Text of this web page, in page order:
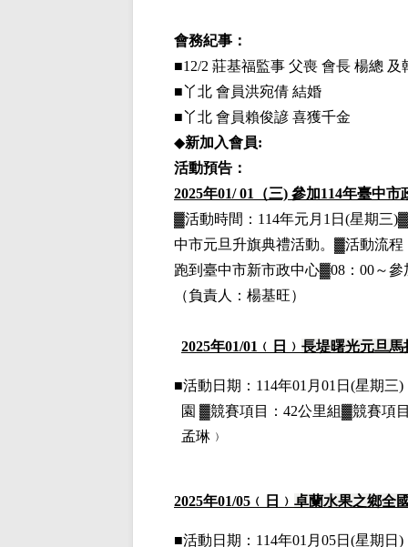
會務紀事：
■12/2 莊基福監事 父喪 會長 楊總 及
■丫北 會員洪宛倩 結婚
■丫北 會員賴俊諺 喜獲千金
◆新加入會員:
活動預告：
2025年01/ 01（三) 參加114年臺中
▓活動時間：114年元月1日(星期三
中市元旦升旗典禮活動。▓活動流程
跑到臺中市新市政中心▓08：00～
（負責人：楊基旺）
2025年01/01 ﹙日﹚ 長堤曙光元旦馬
■活動日期：114年01月01日(星期三
園 ▓競賽項目：42公里組▓競賽項
孟琳﹚
2025年01/05 ﹙日﹚ 卓蘭水果之鄉全
■活動日期：114年01月05日(星期日